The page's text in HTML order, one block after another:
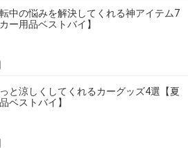
中の悩みを解決してくれる神アイテム7
ー用品ベストバイ】
と涼しくしてくれるカーグッズ4選【夏
ベストバイ】